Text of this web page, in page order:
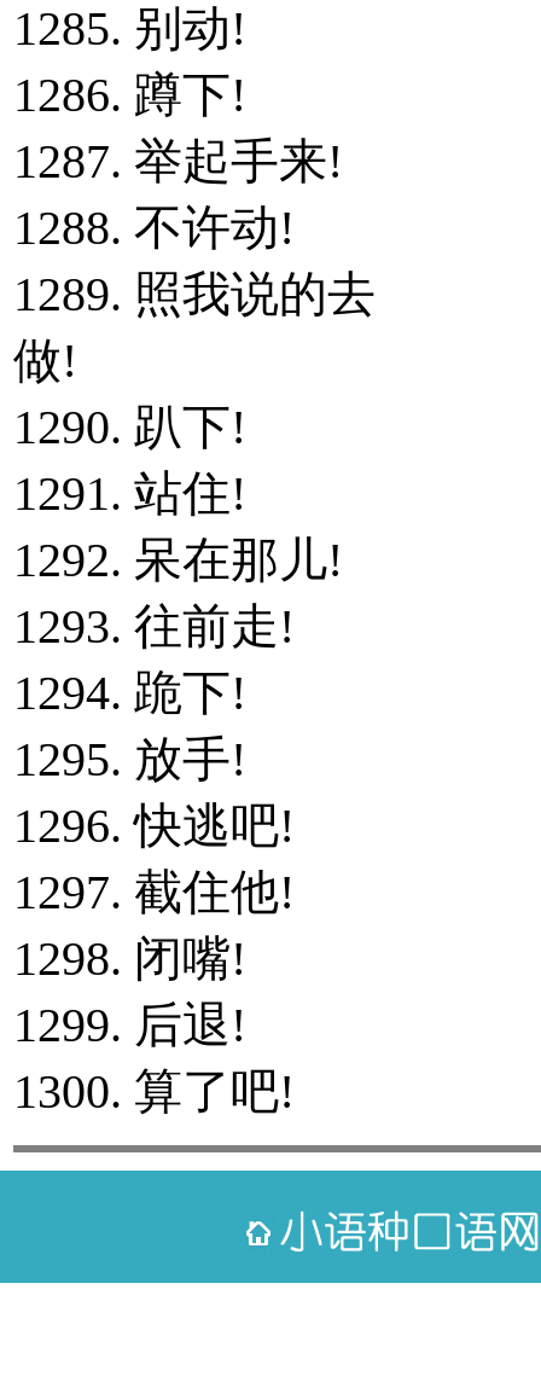
1285. 别动!
1286. 蹲下!
1287. 举起手来!
1288. 不许动!
1289. 照我说的去
做!
1290. 趴下!
1291. 站住!
1292. 呆在那儿!
1293. 往前走!
1294. 跪下!
1295. 放手!
1296. 快逃吧!
1297. 截住他!
1298. 闭嘴!
1299. 后退!
1300. 算了吧!